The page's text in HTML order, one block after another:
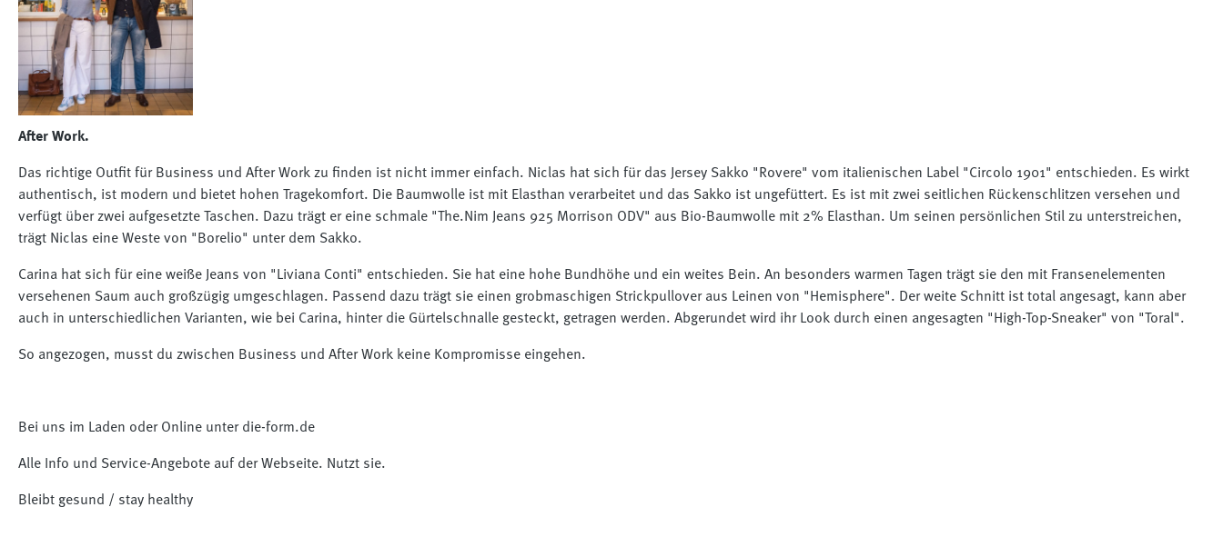
After Work.
Das richtige Outfit für Business und After Work zu finden ist nicht immer einfach. Niclas hat sich für das Jersey Sakko "Rovere" vom italienischen Label "Circolo 1901" entschieden. Es wirkt
authentisch, ist modern und bietet hohen Tragekomfort. Die Baumwolle ist mit Elasthan verarbeitet und das Sakko ist ungefüttert. Es ist mit zwei seitlichen Rückenschlitzen versehen und
verfügt über zwei aufgesetzte Taschen. Dazu trägt er eine schmale "The.Nim Jeans 925 Morrison ODV" aus Bio-Baumwolle mit 2% Elasthan. Um seinen persönlichen Stil zu unterstreichen,
trägt Niclas eine Weste von "Borelio" unter dem Sakko.
Carina hat sich für eine weiße Jeans von "Liviana Conti" entschieden. Sie hat eine hohe Bundhöhe und ein weites Bein. An besonders warmen Tagen trägt sie den mit Fransenelementen
versehenen Saum auch großzügig umgeschlagen. Passend dazu trägt sie einen grobmaschigen Strickpullover aus Leinen von "Hemisphere". Der weite Schnitt ist total angesagt, kann aber
auch in unterschiedlichen Varianten, wie bei Carina, hinter die Gürtelschnalle gesteckt, getragen werden. Abgerundet wird ihr Look durch einen angesagten "High-Top-Sneaker" von "Toral".
So angezogen, musst du zwischen Business und After Work keine Kompromisse eingehen.
Bei uns im Laden oder Online unter die-form.de
Alle Info und Service-Angebote auf der Webseite. Nutzt sie.
Bleibt gesund / stay healthy